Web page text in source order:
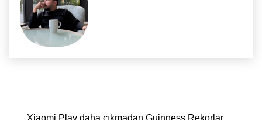
Yazı dolaşımı
Xiaomi Play daha çıkmadan Guinness Rekorlar